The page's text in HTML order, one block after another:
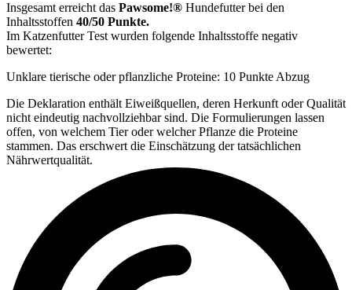
Insgesamt erreicht das Pawsome!® Hundefutter bei den
Inhaltsstoffen 40/50 Punkte.
Im Katzenfutter Test wurden folgende Inhaltsstoffe negativ
bewertet:
Unklare tierische oder pflanzliche Proteine: 10 Punkte Abzug
Die Deklaration enthält Eiweißquellen, deren Herkunft oder Qualität
nicht eindeutig nachvollziehbar sind. Die Formulierungen lassen
offen, von welchem Tier oder welcher Pflanze die Proteine
stammen. Das erschwert die Einschätzung der tatsächlichen
Nährwertqualität.